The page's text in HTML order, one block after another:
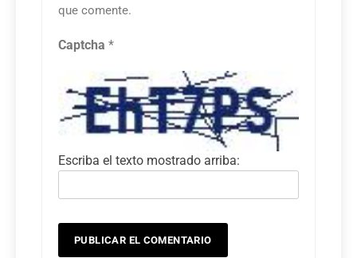
que comente.
Captcha *
Escriba el texto mostrado arriba: